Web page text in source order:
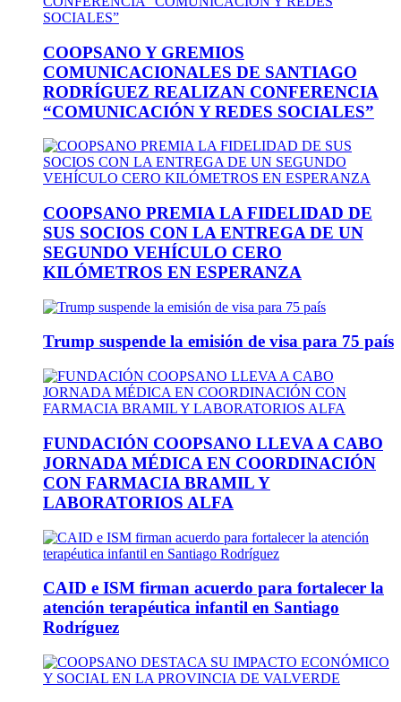
COOPSANO Y GREMIOS
COMUNICACIONALES DE SANTIAGO
RODRÍGUEZ REALIZAN CONFERENCIA
“COMUNICACIÓN Y REDES SOCIALES”
COOPSANO PREMIA LA FIDELIDAD DE
SUS SOCIOS CON LA ENTREGA DE UN
SEGUNDO VEHÍCULO CERO
KILÓMETROS EN ESPERANZA
Trump suspende la emisión de visa para 75 país
FUNDACIÓN COOPSANO LLEVA A CABO
JORNADA MÉDICA EN COORDINACIÓN
CON FARMACIA BRAMIL Y
LABORATORIOS ALFA
CAID e ISM firman acuerdo para fortalecer la
atención terapéutica infantil en Santiago
Rodríguez